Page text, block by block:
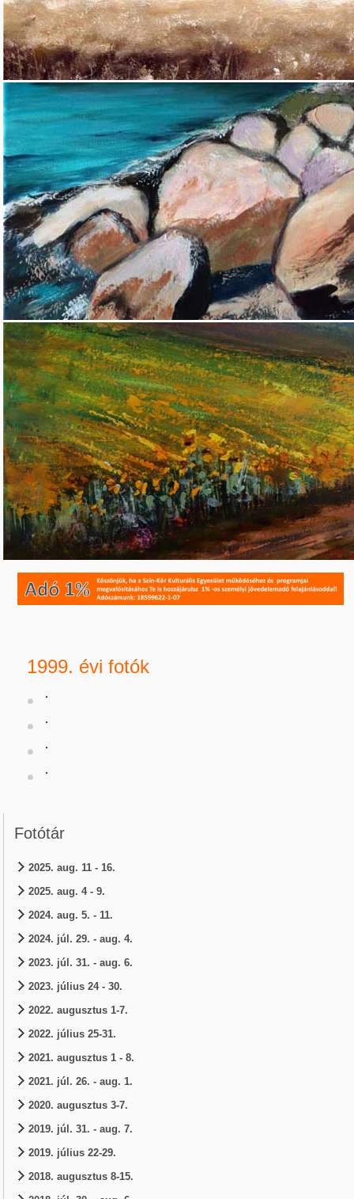
1999. évi fotók
Fotótár
2025. aug. 11 - 16.
2025. aug. 4 - 9.
2024. aug. 5. - 11.
2024. júl. 29. - aug. 4.
2023. júl. 31. - aug. 6.
2023. július 24 - 30.
2022. augusztus 1-7.
2022. július 25-31.
2021. augusztus 1 - 8.
2021. júl. 26. - aug. 1.
2020. augusztus 3-7.
2019. júl. 31. - aug. 7.
2019. július 22-29.
2018. augusztus 8-15.